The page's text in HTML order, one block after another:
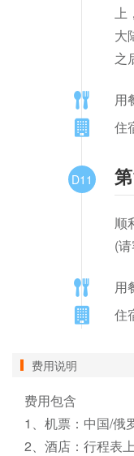
上
大
之
用
住
D11
顺
(
用
住
费用说明
费用包含
1、机票：中国/俄
2、酒店：行程表